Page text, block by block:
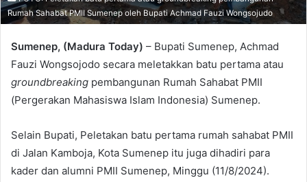
Rumah Sahabat PMII Sumenep oleh Bupati Achmad Fauzi Wongsojudo
Sumenep, (Madura Today) – Bupati Sumenep, Achmad
Fauzi Wongsojodo secara meletakkan batu pertama atau
groundbreaking pembangunan Rumah Sahabat PMII
(Pergerakan Mahasiswa Islam Indonesia) Sumenep.
Selain Bupati, Peletakan batu pertama rumah sahabat PMII
di Jalan Kamboja, Kota Sumenep itu juga dihadiri para
kader dan alumni PMII Sumenep, Minggu (11/8/2024).